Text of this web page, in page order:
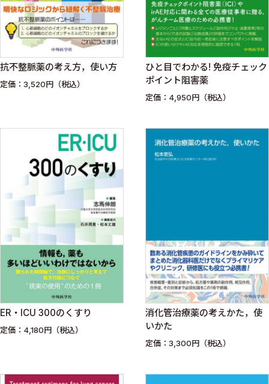
抗不整脈薬の考え方，使い方
定価：3,520円（税込）
ひと目でわかる! 免疫チェック
ポイント阻害薬
定価：4,950円（税込）
ER・ICU 300のくすり
定価：4,180円（税込）
消化管治療薬の考えかた，使
いかた
定価：3,300円（税込）